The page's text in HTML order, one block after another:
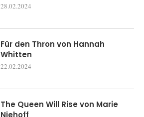
28.02.2024
Für den Thron von Hannah
Whitten
22.02.2024
The Queen Will Rise von Marie
Niehoff